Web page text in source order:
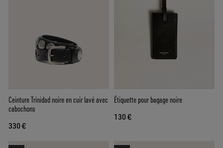
Ceinture Trinidad noire en cuir lavé avec
cabochons
330 €
Étiquette pour bagage noire
130 €